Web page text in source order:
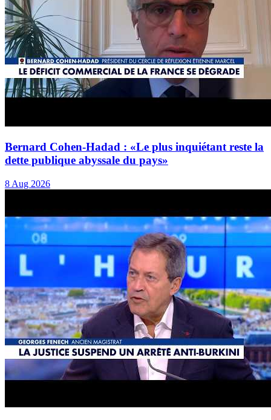
Bernard Cohen-Hadad : «Le plus inquiétant reste la
dette publique abyssale du pays»
8 Aug 2026